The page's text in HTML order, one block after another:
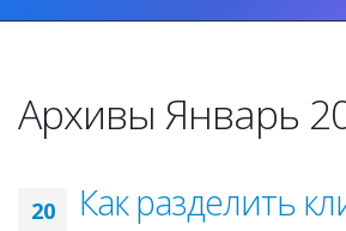
Архивы Январь
20 Как разделить